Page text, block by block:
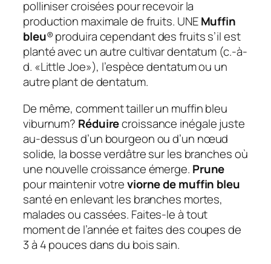
polliniser croisées pour recevoir la
production maximale de fruits. UNEMuffin
bleu® produira cependant des fruits s’il est
planté avec un autre cultivar dentatum (c.-à-
d. «Little Joe»), l’espèce dentatum ou un
autre plant de dentatum.
De même, comment tailler un muffin bleu
viburnum? Réduirecroissance inégale juste
au-dessus d’un bourgeon ou d’un nœud
solide, la bosse verdâtre sur les branches où
une nouvelle croissance émerge. Prune
pour maintenir votreviorne de muffin bleu
santé en enlevant les branches mortes,
malades ou cassées. Faites-le à tout
moment de l’année et faites des coupes de
3 à 4 pouces dans du bois sain.